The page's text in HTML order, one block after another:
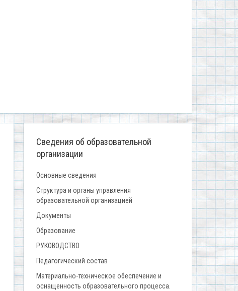
Сведения об образовательной
организации
Основные сведения
Структура и органы управления
образовательной организацией
Документы
Образование
РУКОВОДСТВО
Педагогический состав
Материально-техническое обеспечение и
оснащенность образовательного процесса.